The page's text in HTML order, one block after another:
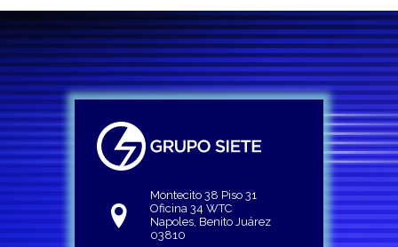
Montecito 38 Piso 31
Oficina 34 WTC
Napoles, Benito Juárez
03810